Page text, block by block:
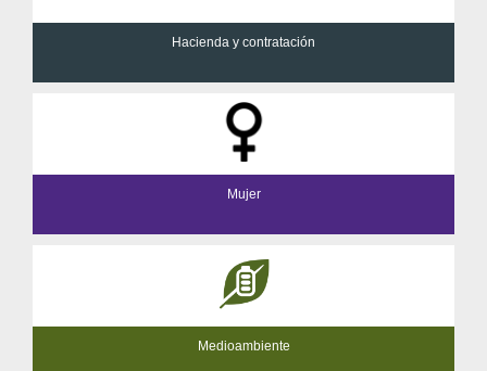
Hacienda y contratación
Mujer
Medioambiente